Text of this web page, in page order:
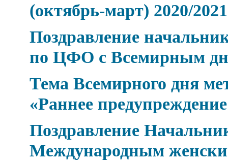
(октябрь-март) 2020/2021
Поздравление
по ЦФО с Всемирным
Тема Всемирного дня
«Раннее
Поздравление
Международным